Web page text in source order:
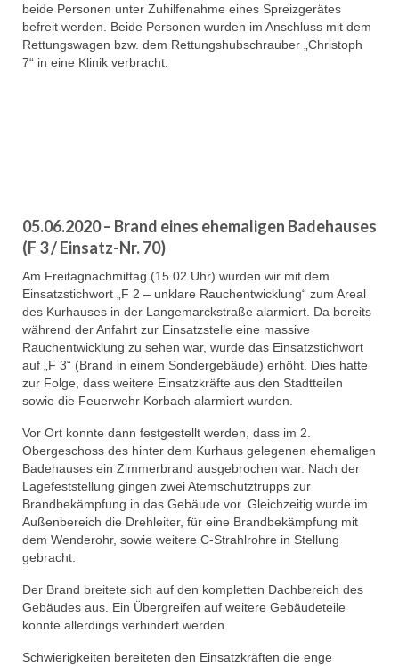
beide Personen unter Zuhilfenahme eines Spreizgerätes
befreit werden. Beide Personen wurden im Anschluss mit dem
Rettungswagen bzw. dem Rettungshubschrauber „Christoph
7“ in eine Klinik verbracht.
05.06.2020 – Brand eines ehemaligen Badehauses
(F 3 / Einsatz-Nr. 70)
Am Freitagnachmittag (15.02 Uhr) wurden wir mit dem
Einsatzstichwort „F 2 – unklare Rauchentwicklung“ zum Areal
des Kurhauses in der Langemarckstraße alarmiert. Da bereits
während der Anfahrt zur Einsatzstelle eine massive
Rauchentwicklung zu sehen war, wurde das Einsatzstichwort
auf „F 3“ (Brand in einem Sondergebäude) erhöht. Dies hatte
zur Folge, dass weitere Einsatzkräfte aus den Stadtteilen
sowie die Feuerwehr Korbach alarmiert wurden.
Vor Ort konnte dann festgestellt werden, dass im 2.
Obergeschoss des hinter dem Kurhaus gelegenen ehemaligen
Badehauses ein Zimmerbrand ausgebrochen war. Nach der
Lagefeststellung gingen zwei Atemschutztrupps zur
Brandbekämpfung in das Gebäude vor. Gleichzeitig wurde im
Außenbereich die Drehleiter, für eine Brandbekämpfung mit
dem Wenderohr, sowie weitere C-Strahlrohre in Stellung
gebracht.
Der Brand breitete sich auf den kompletten Dachbereich des
Gebäudes aus. Ein Übergreifen auf weitere Gebäudeteile
konnte allerdings verhindert werden.
Schwierigkeiten bereiteten den Einsatzkräften die enge